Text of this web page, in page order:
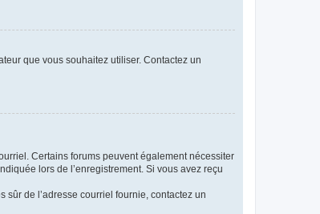
que vous souhaitez utiliser. Contactez un
Certains forums peuvent également nécessiter
lors de l’enregistrement. Si vous avez reçu
de l’adresse courriel fournie, contactez un